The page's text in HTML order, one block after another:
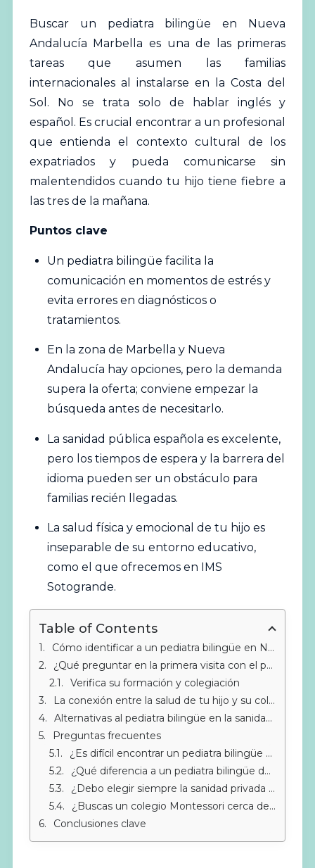
Buscar un pediatra bilingüe en Nueva
Andalucía Marbella es una de las primeras
tareas que asumen las familias
internacionales al instalarse en la Costa del
Sol. No se trata solo de hablar inglés y
español. Es crucial encontrar a un profesional
que entienda el contexto cultural de los
expatriados y pueda comunicarse sin
malentendidos cuando tu hijo tiene fiebre a
las tres de la mañana.
Puntos clave
Un pediatra bilingüe facilita la
comunicación en momentos de estrés y
evita errores en diagnósticos o
tratamientos.
En la zona de Marbella y Nueva
Andalucía hay opciones, pero la demanda
supera la oferta; conviene empezar la
búsqueda antes de necesitarlo.
La sanidad pública española es excelente,
pero los tiempos de espera y la barrera del
idioma pueden ser un obstáculo para
familias recién llegadas.
La salud física y emocional de tu hijo es
inseparable de su entorno educativo,
como el que ofrecemos en IMS
Sotogrande.
Table of Contents
Cómo identificar a un pediatra bilingüe en Nueva Andalucía Marbella que realmente te entienda
¿Qué preguntar en la primera visita con el pediatra?
Verifica su formación y colegiación
La conexión entre la salud de tu hijo y su colegio en Marbella
Alternativas al pediatra bilingüe en la sanidad pública
Preguntas frecuentes
¿Es difícil encontrar un pediatra bilingüe en Nueva Andalucía Marbella?
¿Qué diferencia a un pediatra bilingüe de uno que simplemente habla inglés?
¿Debo elegir siempre la sanidad privada para un pediatra bilingüe?
¿Buscas un colegio Montessori cerca de Sotogrande?
Conclusiones clave